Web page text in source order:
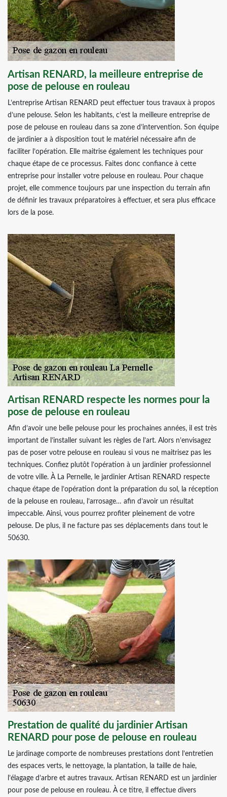
Artisan RENARD, la meilleure entreprise de
pose de pelouse en rouleau
L’entreprise Artisan RENARD peut effectuer tous travaux à propos
d’une pelouse. Selon les habitants, c’est la meilleure entreprise de
pose de pelouse en rouleau dans sa zone d’intervention. Son équipe
de jardinier a à disposition tout le matériel nécessaire afin de
faciliter l’opération. Elle maitrise également les techniques pour
chaque étape de ce processus. Faites donc confiance à cette
entreprise pour installer votre pelouse en rouleau. Pour chaque
projet, elle commence toujours par une inspection du terrain afin
de définir les travaux préparatoires à effectuer, et sera plus efficace
lors de la pose.
Artisan RENARD respecte les normes pour la
pose de pelouse en rouleau
Afin d’avoir une belle pelouse pour les prochaines années, il est très
important de l’installer suivant les règles de l’art. Alors n’envisagez
pas de poser votre pelouse en rouleau si vous ne maitrisez pas les
techniques. Confiez plutôt l’opération à un jardinier professionnel
de votre ville. À La Pernelle, le jardinier Artisan RENARD respecte
chaque étape de l’opération dont la préparation du sol, la réception
de la pelouse en rouleau, l’arrosage… afin d’avoir un résultat
impeccable. Ainsi, vous pourrez profiter pleinement de votre
pelouse. De plus, il ne facture pas ses déplacements dans tout le
50630.
Prestation de qualité du jardinier Artisan
RENARD pour pose de pelouse en rouleau
Le jardinage comporte de nombreuses prestations dont l’entretien
des espaces verts, le nettoyage, la plantation, la taille de haie,
l’élagage d’arbre et autres travaux. Artisan RENARD est un jardinier
pour pose de pelouse en rouleau. À ce titre, il effectue divers